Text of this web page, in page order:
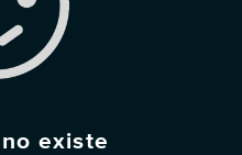
existe